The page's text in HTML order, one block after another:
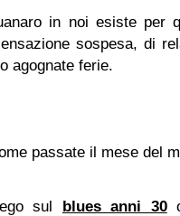
in noi esiste per
sospesa, di
agognate ferie.
passate il mese del
sul blues anni 30